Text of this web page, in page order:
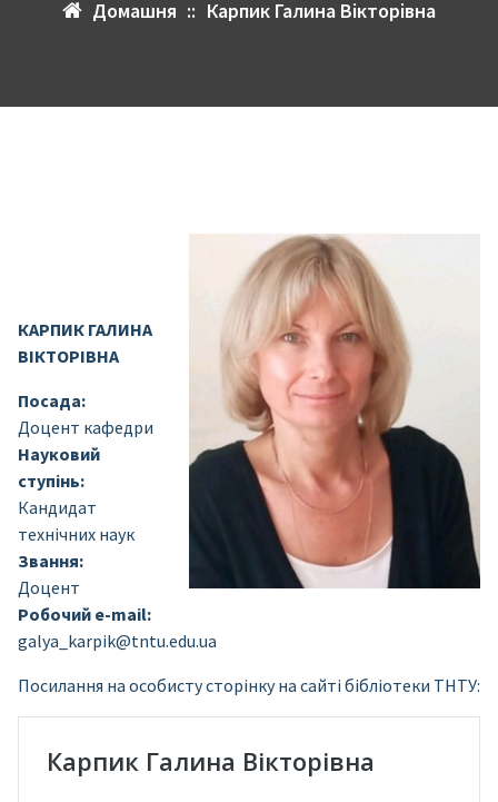
Домашня :: Карпик Галина Вікторівна
КАРПИК ГАЛИНА
ВІКТОРІВНА
Посада:
Доцент кафедри
Науковий
ступінь:
Кандидат
технічних наук
Звання:
Доцент
Робочий e-mail:
galya_karpik@tntu.edu.ua
Посилання на особисту сторінку на сайті бібліотеки ТНТУ: